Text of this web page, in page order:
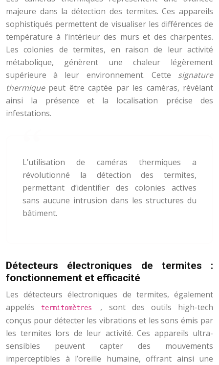
majeure dans la détection des termites. Ces appareils
sophistiqués permettent de visualiser les différences de
température à l’intérieur des murs et des charpentes.
Les colonies de termites, en raison de leur activité
métabolique, génèrent une chaleur légèrement
supérieure à leur environnement. Cette signature
thermique peut être captée par les caméras, révélant
ainsi la présence et la localisation précise des
infestations.
L’utilisation de caméras thermiques a
révolutionné la détection des termites,
permettant d’identifier des colonies actives
sans aucune intrusion dans les structures du
bâtiment.
Détecteurs électroniques de termites :
fonctionnement et efficacité
Les détecteurs électroniques de termites, également
appelés
termitomètres , sont des outils high-tech
conçus pour détecter les vibrations et les sons émis par
les termites lors de leur activité. Ces appareils ultra-
sensibles peuvent capter des mouvements
imperceptibles à l’oreille humaine, offrant ainsi une